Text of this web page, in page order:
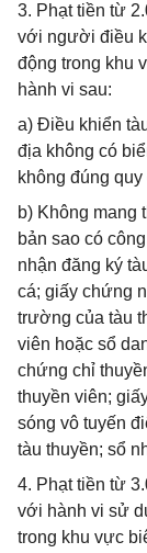
3. Phạt tiền từ
với người điều
động trong khu
hành vi sau:
a) Điều khiển
địa không có
không đúng quy
b) Không mang
bản sao có
nhận đăng ký
cá; giấy chứng
trường của tàu
viên hoặc sổ
chứng chỉ
thuyền viên;
sóng vô tuyến
tàu thuyền; sổ
4. Phạt tiền từ
với hành vi sử
trong khu vực